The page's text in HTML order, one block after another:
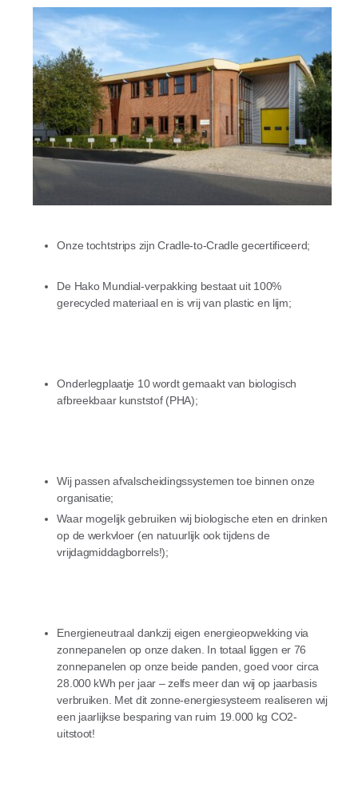
Onze tochtstrips zijn Cradle-to-Cradle gecertificeerd;
De Hako Mundial-verpakking bestaat uit 100%
gerecycled materiaal en is vrij van plastic en lijm;
Onderlegplaatje 10 wordt gemaakt van biologisch
afbreekbaar kunststof (PHA);
Wij passen afvalscheidingssystemen toe binnen onze
organisatie;
Waar mogelijk gebruiken wij biologische eten en drinken
op de werkvloer (en natuurlijk ook tijdens de
vrijdagmiddagborrels!);
Energieneutraal dankzij eigen energieopwekking via
zonnepanelen op onze daken. In totaal liggen er 76
zonnepanelen op onze beide panden, goed voor circa
28.000 kWh per jaar – zelfs meer dan wij op jaarbasis
verbruiken. Met dit zonne-energiesysteem realiseren wij
een jaarlijkse besparing van ruim 19.000 kg CO2-
uitstoot!